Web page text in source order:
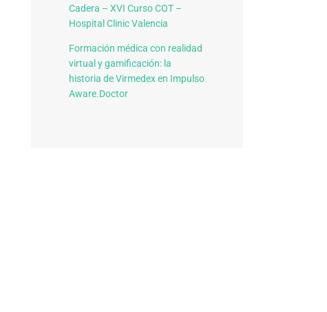
Cadera – XVI Curso COT –
Hospital Clinic Valencia
Formación médica con realidad
virtual y gamificación: la
historia de Virmedex en Impulso
Aware.Doctor